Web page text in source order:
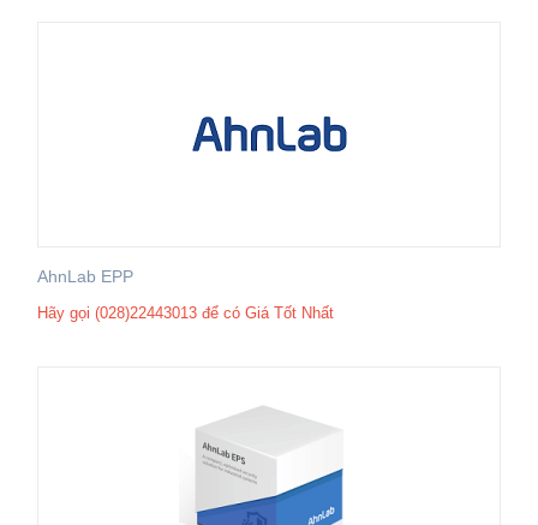
AhnLab EPP
Hãy gọi (028)22443013 để có Giá Tốt Nhất